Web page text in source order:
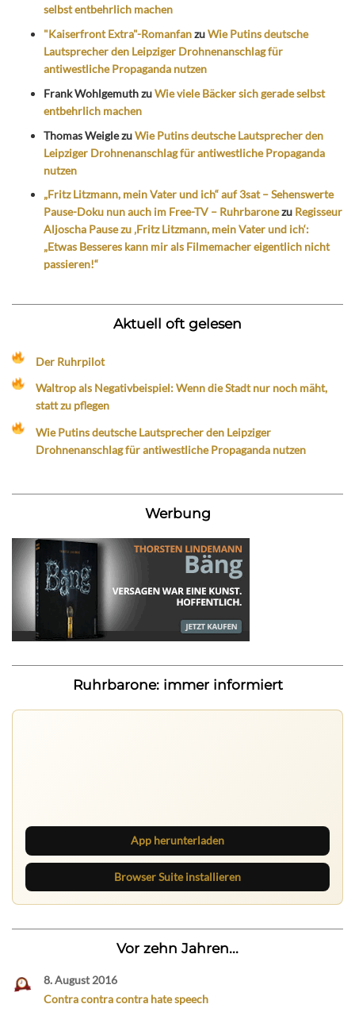
selbst entbehrlich machen
"Kaiserfront Extra"-RomanfanzuWie Putins deutsche
Lautsprecher den Leipziger Drohnenanschlag für
antiwestliche Propaganda nutzen
Frank WohlgemuthzuWie viele Bäcker sich gerade selbst
entbehrlich machen
Thomas WeiglezuWie Putins deutsche Lautsprecher den
Leipziger Drohnenanschlag für antiwestliche Propaganda
nutzen
„Fritz Litzmann, mein Vater und ich“ auf 3sat – Sehenswerte
Pause-Doku nun auch im Free-TV – Ruhrbaronezu Regisseur
Aljoscha Pause zu ‚Fritz Litzmann, mein Vater und ich‘:
„Etwas Besseres kann mir als Filmemacher eigentlich nicht
passieren!“
Aktuell oft gelesen
Der Ruhrpilot
Waltrop als Negativbeispiel: Wenn die Stadt nur noch mäht,
statt zu pflegen
Wie Putins deutsche Lautsprecher den Leipziger
Drohnenanschlag für antiwestliche Propaganda nutzen
Werbung
Ruhrbarone: immer informiert
App herunterladen
Browser Suite installieren
Vor zehn Jahren...
8. August 2016
Contra contra contra hate speech